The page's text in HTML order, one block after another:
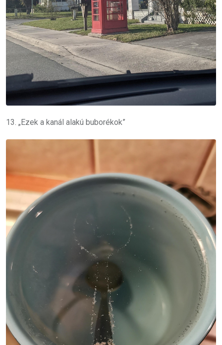
13. „Ezek a kanál alakú buborékok”